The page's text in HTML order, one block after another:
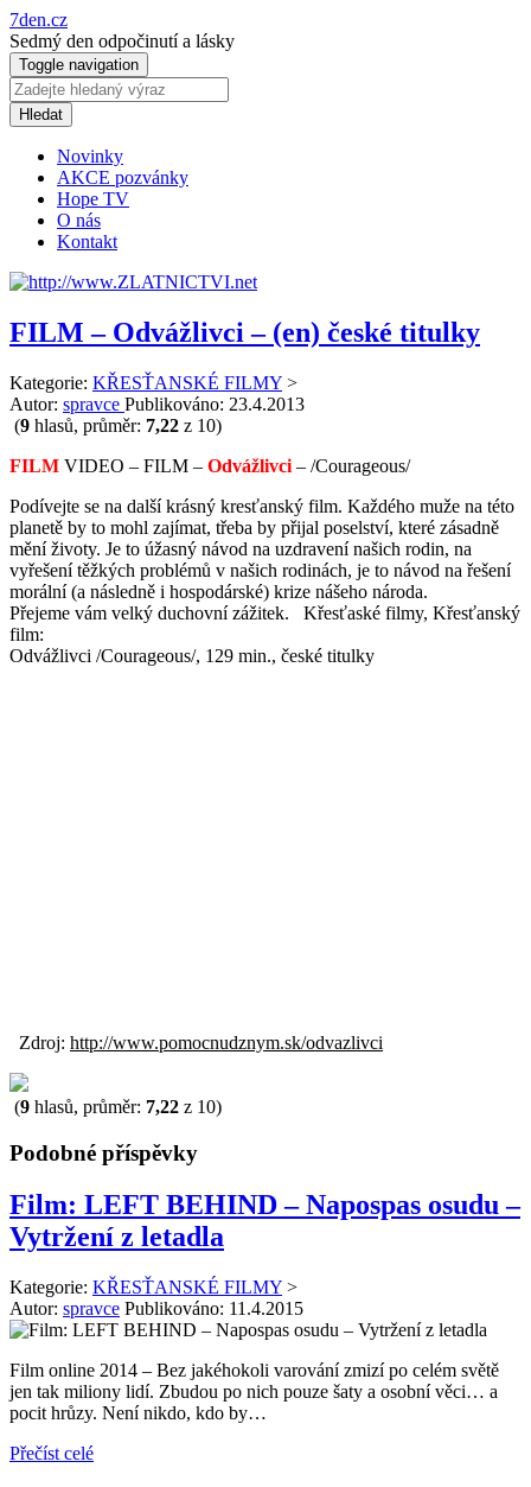
7den.cz
Sedmý den odpočinutí a lásky
Toggle navigation
Hledat
Novinky
AKCE pozvánky
Hope TV
O nás
Kontakt
FILM – Odvážlivci – (en) české titulky
Kategorie: KŘESŤANSKÉ FILMY >
Autor: spravce Publikováno: 23.4.2013
(9 hlasů, průměr: 7,22 z 10)
FILM VIDEO – FILM – Odvážlivci – /Courageous/
Podívejte se na další krásný kresťanský film. Každého muže na této
planetě by to mohl zajímat, třeba by přijal poselství, které zásadně
mění životy. Je to úžasný návod na uzdravení našich rodin, na
vyřešení těžkých problémů v našich rodinách, je to návod na řešení
morální (a následně i hospodárské) krize nášeho národa.
Přejeme vám velký duchovní zážitek. Křesťaské filmy, Křesťanský
film:
Odvážlivci /Courageous/, 129 min., české titulky
Zdroj: http://www.pomocnudznym.sk/odvazlivci
(9 hlasů, průměr: 7,22 z 10)
Podobné příspěvky
Film: LEFT BEHIND – Napospas osudu –
Vytržení z letadla
Kategorie: KŘESŤANSKÉ FILMY >
Autor: spravce Publikováno: 11.4.2015
Film online 2014 – Bez jakéhokoli varování zmizí po celém světě
jen tak miliony lidí. Zbudou po nich pouze šaty a osobní věci… a
pocit hrůzy. Není nikdo, kdo by…
Přečíst celé